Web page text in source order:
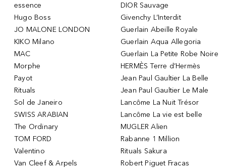
essence
Hugo Boss
JO MALONE LONDON
KIKO Milano
MAC
Morphe
Payot
Rituals
Sol de Janeiro
SWISS ARABIAN
The Ordinary
TOM FORD
Valentino
Van Cleef & Arpels
DIOR Sauvage
Givenchy L’Interdit
Guerlain Abeille Royale
Guerlain Aqua Allegoria
Guerlain La Petite Robe Noire
HERMÈS Terre d’Hermès
Jean Paul Gaultier La Belle
Jean Paul Gaultier Le Male
Lancôme La Nuit Trésor
Lancôme La vie est belle
MUGLER Alien
Rabanne 1 Million
Rituals Sakura
Robert Piguet Fracas